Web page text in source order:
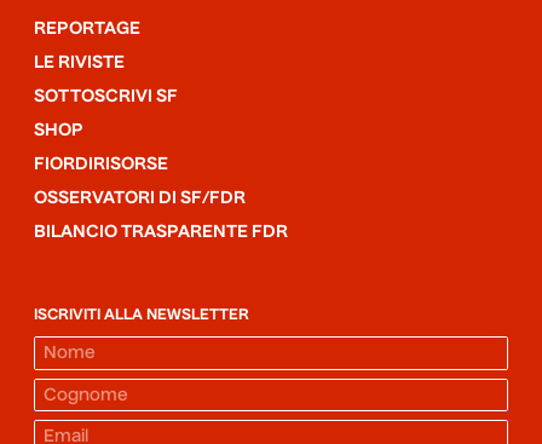
REPORTAGE
LE RIVISTE
SOTTOSCRIVI SF
SHOP
FIORDIRISORSE
OSSERVATORI DI SF/FDR
BILANCIO TRASPARENTE FDR
ISCRIVITI ALLA NEWSLETTER